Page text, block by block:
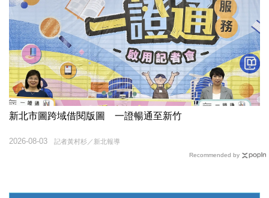
新北市圖跨域借閱版圖 一證暢通至新竹
記者黃村杉／新北報導
2026-08-03
Recommended by